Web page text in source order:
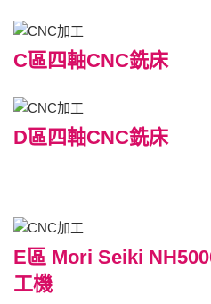
C區四軸CNC銑床
D區四軸CNC銑床
E區 Mori Seiki
工機